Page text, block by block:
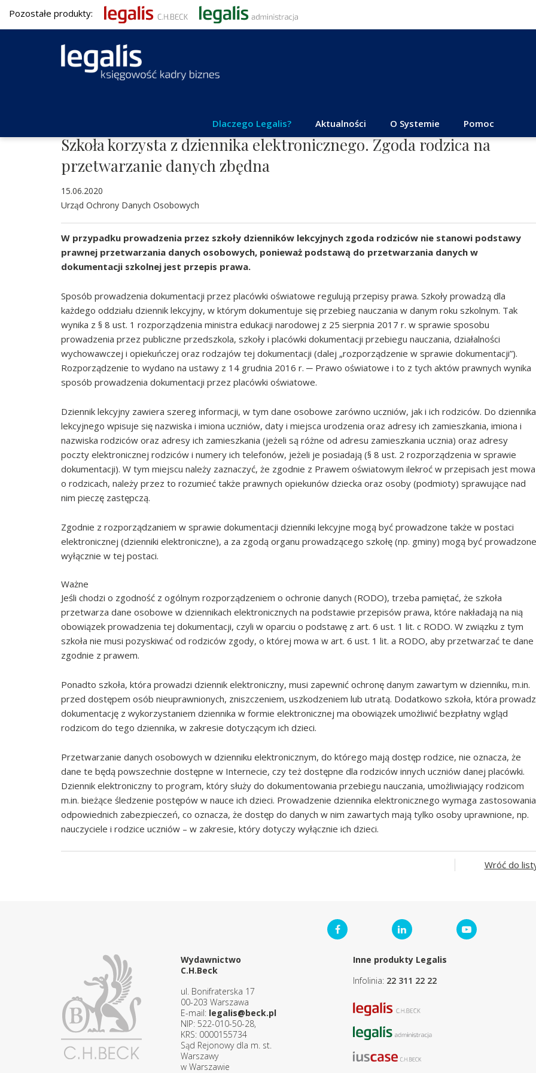
Pozostałe produkty:
Dlaczego Legalis? Aktualności O Systemie Pomoc
Szkoła korzysta z dziennika elektronicznego. Zgoda rodzica na
przetwarzanie danych zbędna
15.06.2020
Urząd Ochrony Danych Osobowych
W przypadku prowadzenia przez szkoły dzienników lekcyjnych zgoda rodziców nie stanowi podstawy
prawnej przetwarzania danych osobowych, ponieważ podstawą do przetwarzania danych w
dokumentacji szkolnej jest przepis prawa.
Sposób prowadzenia dokumentacji przez placówki oświatowe regulują przepisy prawa. Szkoły prowadzą dla
każdego oddziału dziennik lekcyjny, w którym dokumentuje się przebieg nauczania w danym roku szkolnym. Tak
wynika z § 8 ust. 1 rozporządzenia ministra edukacji narodowej z 25 sierpnia 2017 r. w sprawie sposobu
prowadzenia przez publiczne przedszkola, szkoły i placówki dokumentacji przebiegu nauczania, działalności
wychowawczej i opiekuńczej oraz rodzajów tej dokumentacji (dalej „rozporządzenie w sprawie dokumentacji”).
Rozporządzenie to wydano na ustawy z 14 grudnia 2016 r. ─ Prawo oświatowe i to z tych aktów prawnych wynika
sposób prowadzenia dokumentacji przez placówki oświatowe.
Dziennik lekcyjny zawiera szereg informacji, w tym dane osobowe zarówno uczniów, jak i ich rodziców. Do dziennika
lekcyjnego wpisuje się nazwiska i imiona uczniów, daty i miejsca urodzenia oraz adresy ich zamieszkania, imiona i
nazwiska rodziców oraz adresy ich zamieszkania (jeżeli są różne od adresu zamieszkania ucznia) oraz adresy
poczty elektronicznej rodziców i numery ich telefonów, jeżeli je posiadają (§ 8 ust. 2 rozporządzenia w sprawie
dokumentacji). W tym miejscu należy zaznaczyć, że zgodnie z Prawem oświatowym ilekroć w przepisach jest mowa
o rodzicach, należy przez to rozumieć także prawnych opiekunów dziecka oraz osoby (podmioty) sprawujące nad
nim pieczę zastępczą.
Zgodnie z rozporządzaniem w sprawie dokumentacji dzienniki lekcyjne mogą być prowadzone także w postaci
elektronicznej (dzienniki elektroniczne), a za zgodą organu prowadzącego szkołę (np. gminy) mogą być prowadzone
wyłącznie w tej postaci.
Ważne
Jeśli chodzi o zgodność z ogólnym rozporządzeniem o ochronie danych (RODO), trzeba pamiętać, że szkoła
przetwarza dane osobowe w dziennikach elektronicznych na podstawie przepisów prawa, które nakładają na nią
obowiązek prowadzenia tej dokumentacji, czyli w oparciu o podstawę z art. 6 ust. 1 lit. c RODO. W związku z tym
szkoła nie musi pozyskiwać od rodziców zgody, o której mowa w art. 6 ust. 1 lit. a RODO, aby przetwarzać te dane
zgodnie z prawem.
Ponadto szkoła, która prowadzi dziennik elektroniczny, musi zapewnić ochronę danym zawartym w dzienniku, m.in.
przed dostępem osób nieuprawnionych, zniszczeniem, uszkodzeniem lub utratą. Dodatkowo szkoła, która
dokumentację z wykorzystaniem dziennika w formie elektronicznej ma obowiązek umożliwić bezpłatny wgląd
rodzicom do tego dziennika, w zakresie dotyczącym ich dzieci.
Przetwarzanie danych osobowych w dzienniku elektronicznym, do którego mają dostęp rodzice, nie oznacza, że
dane te będą powszechnie dostępne w Internecie, czy też dostępne dla rodziców innych uczniów danej placówki.
Dziennik elektroniczny to program, który służy do dokumentowania przebiegu nauczania, umożliwiający rodzicom
m.in. bieżące śledzenie postępów w nauce ich dzieci. Prowadzenie dziennika elektronicznego wymaga zastosowania
odpowiednich zabezpieczeń, co oznacza, że dostęp do danych w nim zawartych mają tylko osoby uprawnione, np.
nauczyciele i rodzice uczniów – w zakresie, który dotyczy wyłącznie ich dzieci.
Wróć do
Wydawnictwo
C.H.Beck
ul. Bonifraterska 17
00-203 Warszawa
E-mail: legalis@beck.pl
NIP: 522-010-50-28,
KRS: 0000155734
Sąd Rejonowy dla m. st.
Warszawy
w Warszawie
Inne produkty Legalis
Infolinia: 22 311 22 22